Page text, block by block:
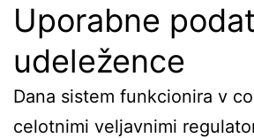
Uporabne
udeležence
Dana sistem funkcionira v
celotnimi veljavnimi